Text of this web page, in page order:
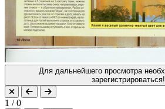
Для дальнейшего просмотра необходимо войти или
зарегистрироваться!
1 /0